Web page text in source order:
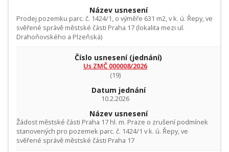
Název usnesení
Prodej pozemku parc. č. 1424/1, o výměře 631 m2, v k. ú. Řepy, ve
svěřené správě městské části Praha 17 (lokalita mezi ul.
Drahoňovského a Plzeňská)
Číslo usnesení(jednání)
Us ZMČ 000008/2026
(19)
Datum jednání
10.2.2026
Název usnesení
Žádost městské části Praha 17 hl. m. Praze o zrušení podmínek
stanovených pro pozemek parc. č. 1424/1 v k. ú. Řepy, ve
svěřené správě městské části Praha 17